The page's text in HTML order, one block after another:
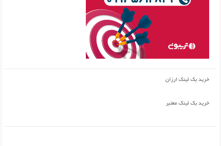
خرید بک لینک ارزان
خرید بک لینک معتبر